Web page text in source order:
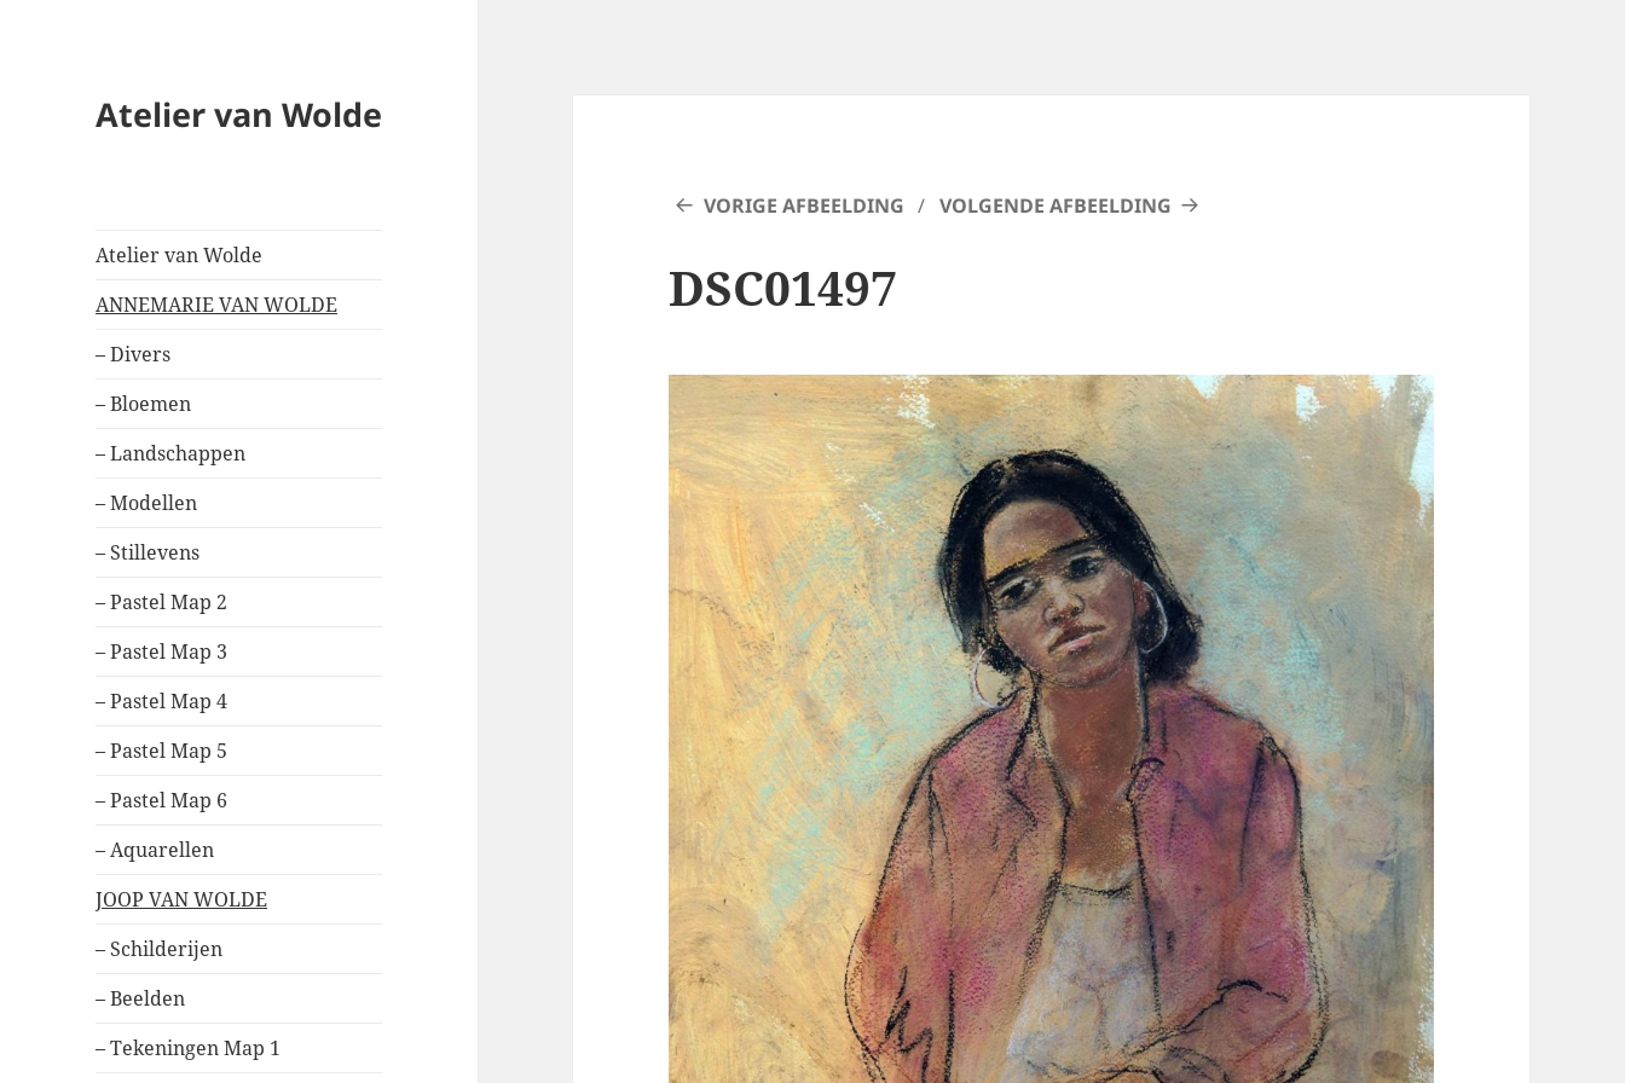
Atelier van Wolde
Atelier van Wolde
ANNEMARIE VAN WOLDE
– Divers
– Bloemen
– Landschappen
– Modellen
– Stillevens
– Pastel Map 2
– Pastel Map 3
– Pastel Map 4
– Pastel Map 5
– Pastel Map 6
– Aquarellen
JOOP VAN WOLDE
– Schilderijen
– Beelden
– Tekeningen Map 1
VORIGE AFBEELDING VOLGENDE AFBEELDING
DSC01497